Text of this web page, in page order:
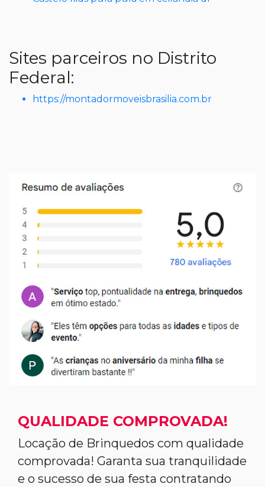
Sites parceiros no Distrito
Federal:
https://montadormoveisbrasilia.com.br
QUALIDADE COMPROVADA!
Locação de Brinquedos com qualidade
comprovada! Garanta sua tranquilidade
e o sucesso de sua festa contratando